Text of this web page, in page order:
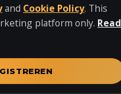
and Cookie Policy. This
platform only. Read